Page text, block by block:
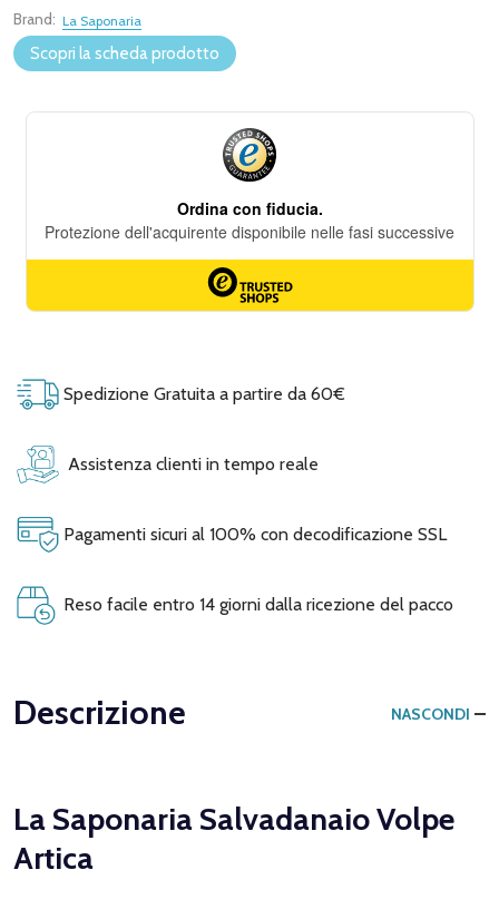
Brand: La Saponaria
Scopri la scheda prodotto
Spedizione Gratuita a partire da 60€
Assistenza clienti in tempo reale
Pagamenti sicuri al 100% con decodificazione SSL
Reso facile entro 14 giorni dalla ricezione del pacco
Descrizione NASCONDI
La Saponaria Salvadanaio Volpe
Artica